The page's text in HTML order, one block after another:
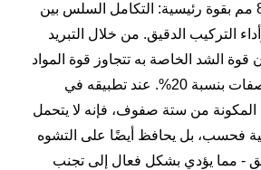
المقاوم للصدأ بقطر 8 مم بقوة رئيسية: التكامل السلس بين
التركيب الدقيق. من خلال التبريد
قوة الشد الخاصة به تتجاوز قوة المواد
القياسية بنفس المواصفات بنسبة 20%. عند تطبيقه في
المكونة من ستة صفوف، فإنه لا يتحمل
فحسب، بل يحافظ أيضًا على التشوه
- مما يؤدي بشكل فعال إلى تجنب